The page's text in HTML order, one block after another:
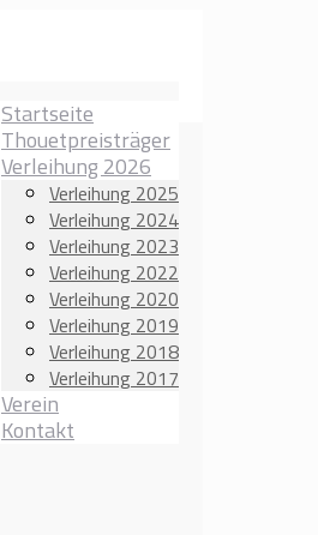
Startseite
Thouetpreisträger
Verleihung 2026
Verleihung 2025
Verleihung 2024
Verleihung 2023
Verleihung 2022
Verleihung 2020
Verleihung 2019
Verleihung 2018
Verleihung 2017
Verein
Kontakt